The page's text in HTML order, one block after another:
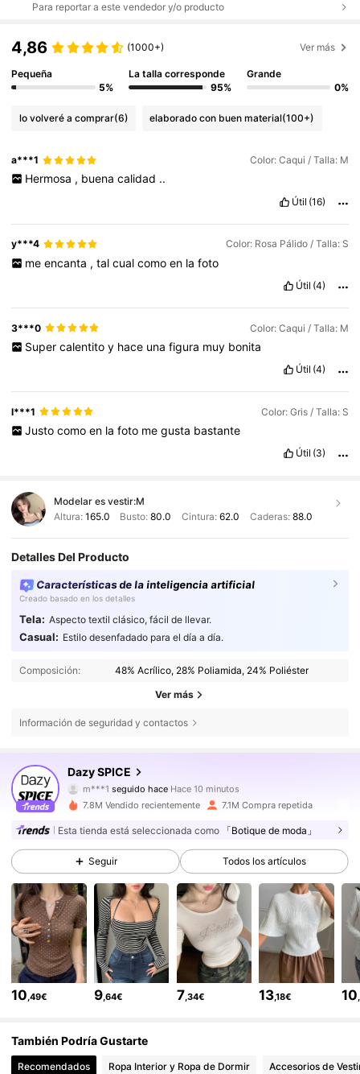
Para reportar a este vendedor y/o producto
4,86 (1000+) Ver más
Pequeña
5%
La talla corresponde
95%
Grande
0%
lo volveré a comprar(6) elaborado con buen material(100+)
a***1 Color: Caqui / Talla: M
Hermosa , buena calidad ..
Útil (16)
y***4 Color: Rosa Pálido / Talla: S
me encanta , tal cual como en la foto
Útil (4)
3***0 Color: Caqui / Talla: M
Super calentito y hace una figura muy bonita
Útil (4)
l***1 Color: Gris / Talla: S
Justo como en la foto me gusta bastante
Útil (3)
Modelar es vestir:M
Altura: 165.0 Busto:80.0 Cintura: 62.0 Caderas: 88.0
Detalles Del Producto
Características de la inteligencia artificial
Creado basado en los detalles
Tela: Aspecto textil clásico, fácil de llevar.
Casual: Estilo desenfadado para el día a día.
Composición: 48% Acrílico, 28% Poliamida, 24% Poliéster
Ver más
Información de seguridad y contactos
Dazy SPICE
s***6está navegando
4,84
2M Seguidores
4,84 2M Seguidores
4,84 2M Seguidores
4,84 2M Seguidores
4,84 2M Seguidores
7.8M Vendido recientemente 7.1M Compra repetida
Esta tienda está seleccionada como 「Botique de moda」
Seguir Todos los artículos
10 ,49€ 9 ,64€ 7 ,34€ 13,18€ 10
También Podría Gustarte
Recomendados Ropa Interior y Ropa de Dormir Accesorios de